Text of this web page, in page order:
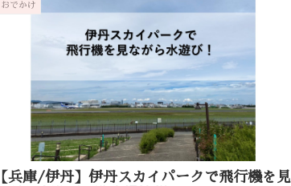
おでかけ
【兵庫/伊丹】伊丹スカイパークで飛行機を見